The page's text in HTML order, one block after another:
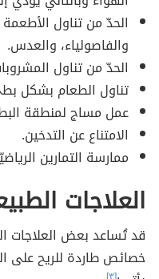
الحدّ من تناول
والفاصولياء، والعدس.
الحدّ من تناول
تناول الطعام بشكل
عمل مساج لمنطقة
الامتناع عن التدخين.
ممارسة التمارين
العلاجات
قد تُساعد بعض العلاجات
خصائص طاردة للريح على